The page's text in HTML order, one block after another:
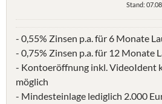
Stand:
- 0,55% Zinsen p.a. für 6 Monate
- 0,75% Zinsen p.a. für 12 Monate
- Kontoeröffnung inkl. VideoIdent
möglich
- Mindesteinlage lediglich 2.000